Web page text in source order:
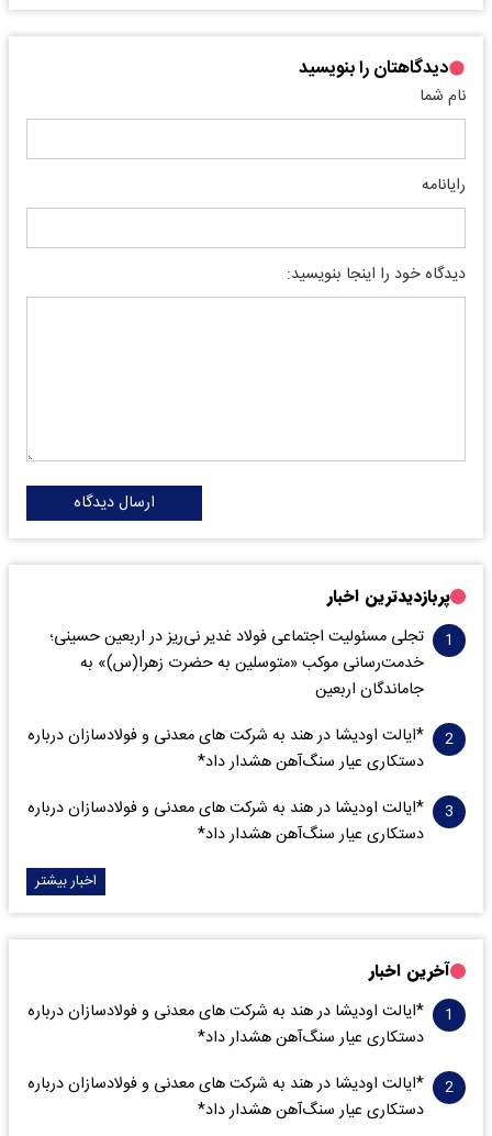
دیدگاهتان را بنویسید
نام شما
رایانامه
دیدگاه خود را اینجا بنویسید:
ارسال دیدگاه
پربازدیدترین اخبار
تجلی مسئولیت اجتماعی فولاد غدیر نی‌ریز در اربعین حسینی؛
خدمت‌رسانی موکب «متوسلین به حضرت زهرا(س)» به
جاماندگان اربعین
*ایالت اودیشا در هند به شرکت های معدنی و فولادسازان درباره
دستکاری عیار سنگ‌آهن هشدار داد*
*ایالت اودیشا در هند به شرکت های معدنی و فولادسازان درباره
دستکاری عیار سنگ‌آهن هشدار داد*
اخبار بیشتر
آخرین اخبار
*ایالت اودیشا در هند به شرکت های معدنی و فولادسازان درباره
دستکاری عیار سنگ‌آهن هشدار داد*
*ایالت اودیشا در هند به شرکت های معدنی و فولادسازان درباره
دستکاری عیار سنگ‌آهن هشدار داد*